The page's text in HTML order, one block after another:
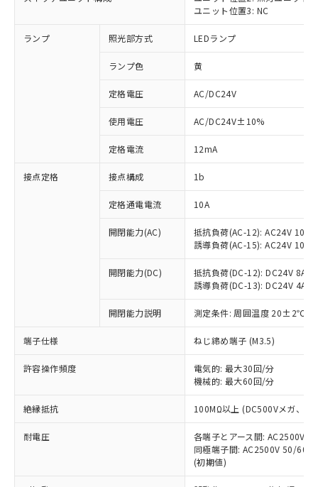
ユニット位置3: NC
ランプ 照光部方式 LEDランプ
ランプ色 黄
定格電圧 AC/DC24V
使用電圧 AC/DC24V±10%
定格電流 12mA
接点定格 接点構成 1b
定格通電電流 10A
開閉能力(AC)
抵抗負荷(AC-12): AC24V 10A/
誘導負荷(AC-15): AC24V
開閉能力(DC)
抵抗負荷(DC-12): DC24V 8A/
誘導負荷(DC-13): DC24V 4A/
開閉能力説明 測定条件: 周囲温度 20±2℃、
端子仕様 ねじ締め端子 (M3.5)
許容操作頻度
電気的: 最大30回/分
機械的: 最大60回/分
絶縁抵抗 100MΩ以上 (DC500Vメガ、点
耐電圧
各端子とアース間: AC2500V
同極端子間: AC2500V 50/
(初期値)
ご利用条件
以下の条件をお読みいただき、同意のうえ
ご利用ください。
本サービスは、当社制御機器事業取扱
商品の当社在庫状況および標準価格
(税抜)を提供させていただくもので
当社制御機器事業取扱商品の中には、
本サービスの対象外となる商品もある
ことをご了承ください。
在庫状況および標準価格照会結果は、
記載している更新日時点での社内デー
タに基づき作成されるものであり、閲
覧された時点での実際の在庫および標
準価格とは異なる場合があることをご
※1 対応状況
対応済み：EU RoHS指令（10物質）の
非含有に対応した製品が提供可能な商品で
対応予定：EU RoHS指令（10物質）の非含
有に対応した製品に切り替える予定のある
対応予定なし：EU RoHS指令（10物質）の
非含有に非対応の商品で、対応品を出す予
定はありません。
調査・確認中：EU RoHS指令（10物質）の
非含有の対応状況を調査中または確認中の
非該当品：ライセンス料など無形物で、有
害物質有無と関係のない商品です。
仕入先様の事情により、非含有部品として
いたものが、含有品と判明した場合などや
むを得ず変更することがあります。
鉛(Pb) 1000ppm以下、 水銀(Hg) 1000ppm以下、 カド
六価クロム(Cr(Ⅵ)) 1000ppm以下、ポリ臭化ビフェニル
類(PBB) 1000ppm以下、ポリ臭化ジフェニルエーテル類
(PBDE) 1000ppm以下、フタル酸ビス(2-エチルヘキシ
※1 中国RoHS○×表
「○」：最大均質材料含有率が中国RoHSの
基準値以下であることを示します。
「×」：最大均質材料含有率が中国RoHSの
基準値を超えていることを示します。
「－」：未確認です。当社販売部門へお問
い合わせください。
*中国RoHS10物質の基準値 (GB/T26572)：
Pb(鉛) :1000ppm、 Hg(水銀) : 1000ppm、 Cd(カドミウ
Cr(Ⅵ)(六価クロム) : 1000ppm、 PBBs(ポリ臭化ビフェ
当社は、これら貴社製品のうち、外国
為替および外国貿易法に定める商品
（以下｢規制貨物等」という）を輸出
国政府の輸出許可(または役務取引許
可)を取得するなどの必要な手続きを